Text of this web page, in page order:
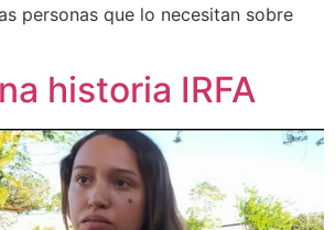
personas que lo necesitan sobre
historia IRFA